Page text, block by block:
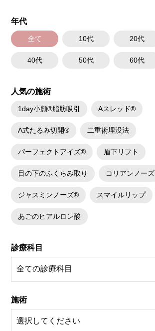
年代
全て 10代 20代
40代 50代 60代
人気の施術
1day小顔®脂肪吸引 Aスレッド®
A式たるみ切開® 二重術埋没法
パーフェクトアイズ® 眉下リフト
目の下のふくらみ取り コリアンノーズ
ジャスミンノーズ® スマイルリップ
あごのヒアルロン酸
診療科目
施術